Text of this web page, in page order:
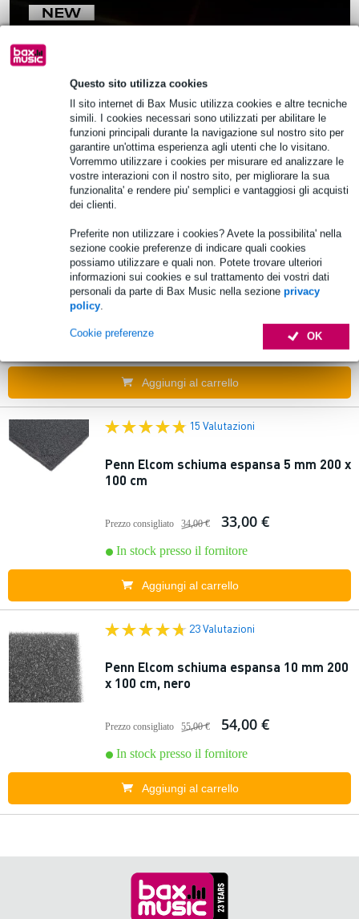
Questo sito utilizza cookies
Il sito internet di Bax Music utilizza cookies e altre tecniche
simili. I cookies necessari sono utilizzati per abilitare le
funzioni principali durante la navigazione sul nostro sito per
garantire un'ottima esperienza agli utenti che lo visitano.
Vorremmo utilizzare i cookies per misurare ed analizzare le
vostre interazioni con il nostro sito, per migliorare la sua
funzionalita' e rendere piu' semplici e vantaggiosi gli acquisti
dei clienti.
Preferite non utilizzare i cookies? Avete la possibilita' nella
sezione cookie preferenze di indicare quali cookies
possiamo utilizzare e quali non. Potete trovare ulteriori
informazioni sui cookies e sul trattamento dei vostri dati
personali da parte di Bax Music nella sezione privacy
policy.
OK
Cookie preferenze
Adam Hall 019525 Speaker Front Foam
nero 25 mm
90,00 €
Aggiungi al carrello
15 Valutazioni
Penn Elcom schiuma espansa 5 mm 200 x
100 cm
Prezzo consigliato 34,00 € 33,00 €
In stock presso il fornitore
Aggiungi al carrello
23 Valutazioni
Penn Elcom schiuma espansa 10 mm 200
x 100 cm, nero
Prezzo consigliato 55,00 € 54,00 €
In stock presso il fornitore
Aggiungi al carrello